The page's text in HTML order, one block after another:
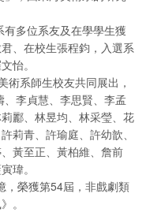
多位系友及在學學生獲
、在校生張程鈞，入選系
怡。
術系師生校友共同展出，
李貞慧、李思賢、李孟
酈、林昱均、林采瑩、花
莉青、許瑜庭、許幼歆、
黃至正、黃柏維、詹前
瑋。
，榮獲第54屆，非戲劇類
。